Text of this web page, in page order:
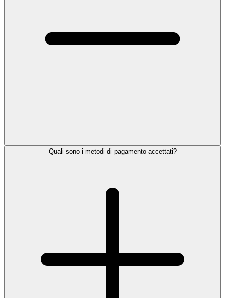
Quali sono i metodi di pagamento accettati?